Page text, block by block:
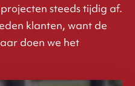
steeds tijdig af.
klanten, want de
doen we het